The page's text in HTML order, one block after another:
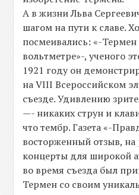
А в жизни Льва
шагом на пути к славе.
посмеивались: «-Термен
вольтметре»-, ученого
1921 году он
на VIII Всероссийском
съезде. Удивлению
—- никаких струн и
что тембр. Газета «-
восторженный отзыв,
концерты для широкой
во время съезда был
Термен со своим